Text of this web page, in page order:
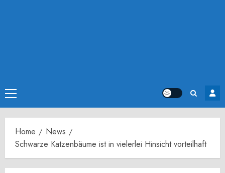
Primary
Menu
Home
News
Schwarze Katzenbäume ist in vielerlei Hinsicht vorteilhaft